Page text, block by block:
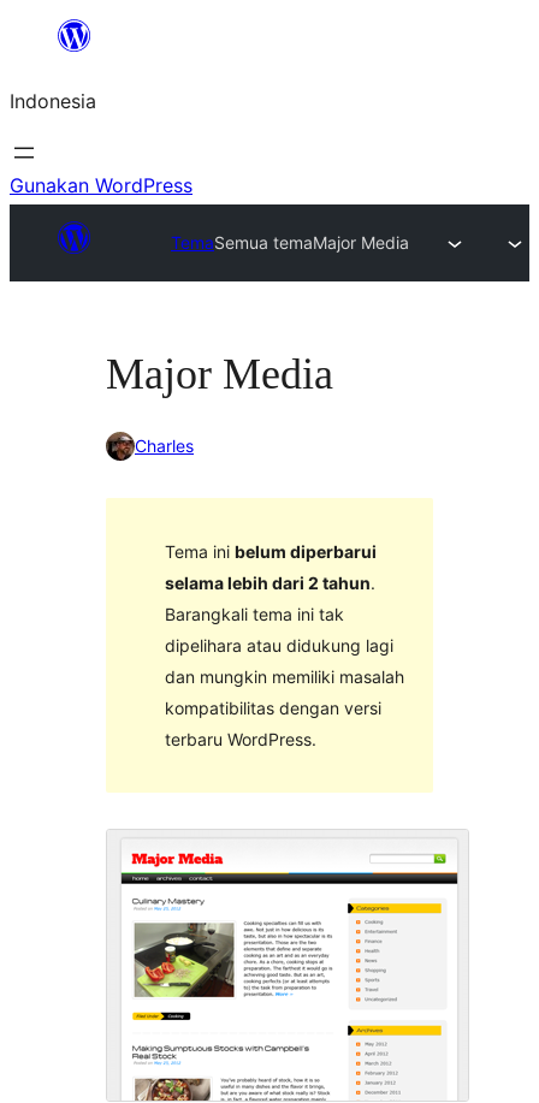
Lewati
konten
Indonesia
Gunakan WordPress
TemaSemua temaMajor Media
Major Media
Charles
Tema ini belum diperbarui
selama lebih dari 2 tahun.
Barangkali tema ini tak
dipelihara atau didukung lagi
dan mungkin memiliki masalah
kompatibilitas dengan versi
terbaru WordPress.